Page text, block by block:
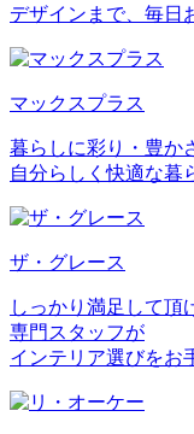
デザインまで、毎日
マックスプラス
暮らしに彩り・豊か
自分らしく快適な暮
ザ・グレース
しっかり満足して頂
専門スタッフが
インテリア選びをお